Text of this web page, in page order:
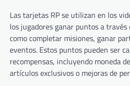
Las tarjetas RP se utilizan en los
los jugadores ganar puntos a través
como completar misiones, ganar
eventos. Estos puntos pueden ser
recompensas, incluyendo moneda
artículos exclusivos o mejoras de